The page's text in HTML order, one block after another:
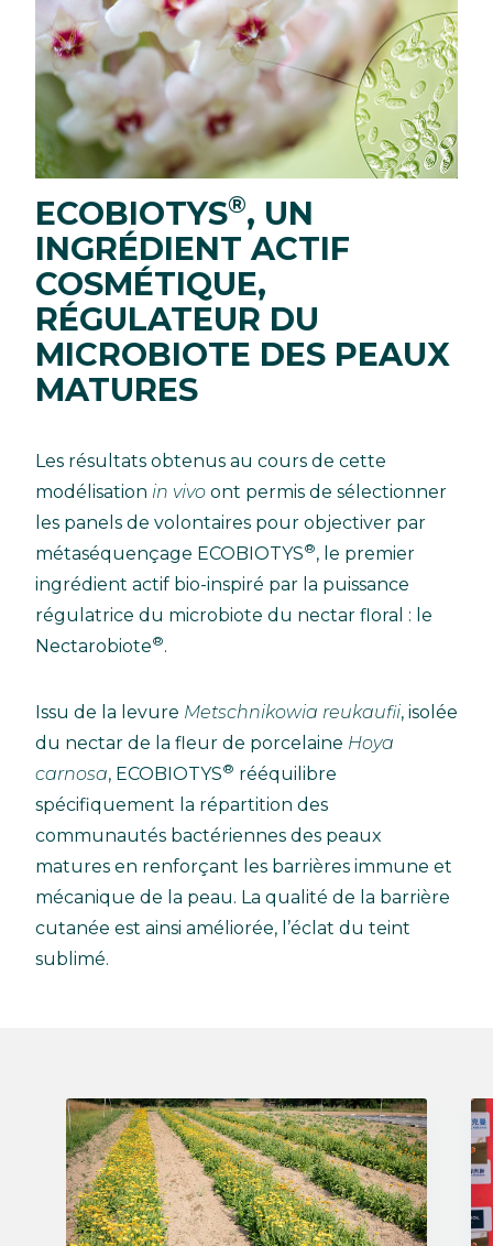
ECOBIOTYS®, UN
INGRÉDIENT ACTIF
COSMÉTIQUE,
RÉGULATEUR DU
MICROBIOTE DES PEAUX
MATURES
Les résultats obtenus au cours de cette
modélisation in vivo ont permis de sélectionner
les panels de volontaires pour objectiver par
métaséquençage ECOBIOTYS®, le premier
ingrédient actif bio-inspiré par la puissance
régulatrice du microbiote du nectar floral : le
Nectarobiote®.
Issu de la levure Metschnikowia reukaufii, isolée
du nectar de la fleur de porcelaine Hoya
carnosa, ECOBIOTYS® rééquilibre
spécifiquement la répartition des
communautés bactériennes des peaux
matures en renforçant les barrières immune et
mécanique de la peau. La qualité de la barrière
cutanée est ainsi améliorée, l’éclat du teint
sublimé.